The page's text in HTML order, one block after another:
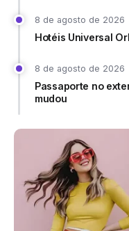
8 de agosto de 2026
Hotéis Universal
8 de agosto de 2026
Passaporte no
mudou